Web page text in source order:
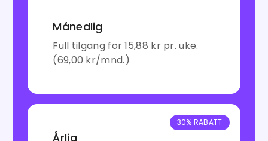
Månedlig
Full tilgang for 15,88 kr pr. uke.
(69,00 kr/mnd.)
Årlig
30% RABATT